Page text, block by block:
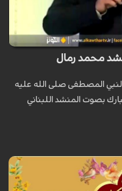
محمد رمال
المصطفى صلى الله عليه
بصوت المنشد اللبناني